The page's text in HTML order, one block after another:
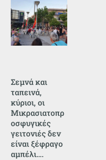
Σεμνά και
ταπεινά,
κύριοι, οι
Μικρασιατοπρ
οσφυγικές
γειτονιές δεν
είναι ξέφραγο
αμπέλι….